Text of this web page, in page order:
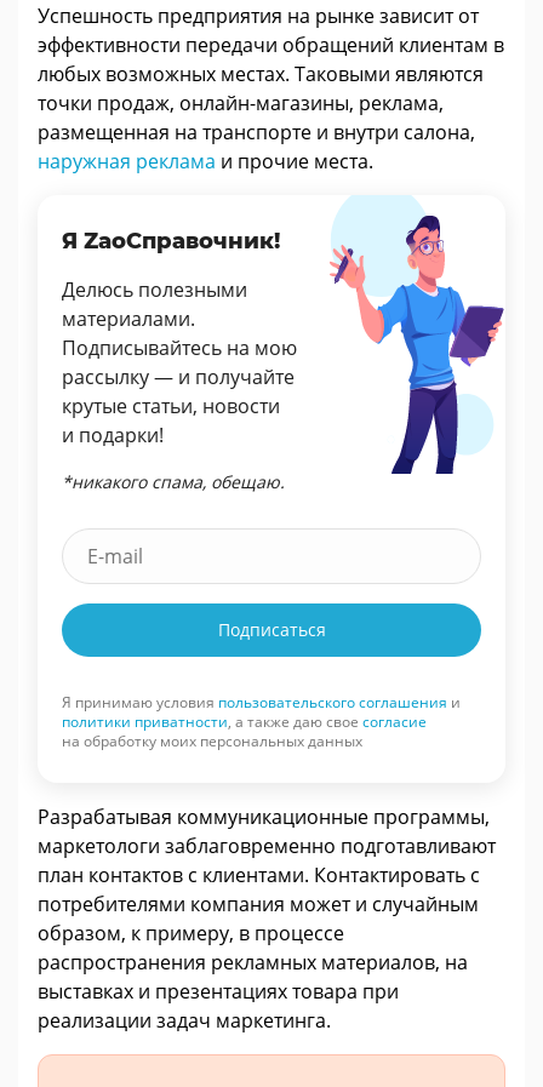
Успешность предприятия на рынке зависит от
эффективности передачи обращений клиентам в
любых возможных местах. Таковыми являются
точки продаж, онлайн-магазины, реклама,
размещенная на транспорте и внутри салона,
наружная реклама и прочие места.
Я ZaoСправочник!
Делюсь полезными
материалами.
Подписывайтесь на мою
рассылку — и получайте
крутые статьи, новости
и подарки!
*никакого спама, обещаю.
Подписаться
Я принимаю условия пользовательского соглашения и
политики приватности, а также даю свое согласие
на обработку моих персональных данных
Разрабатывая коммуникационные программы,
маркетологи заблаговременно подготавливают
план контактов с клиентами. Контактировать с
потребителями компания может и случайным
образом, к примеру, в процессе
распространения рекламных материалов, на
выставках и презентациях товара при
реализации задач маркетинга.